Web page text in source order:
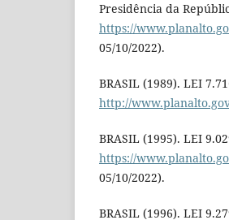
Presidência da
https://
05/10/2022).
BRASIL (1989). LEI
http://
BRASIL (1995). LEI
https://
05/10/2022).
BRASIL (1996). LEI